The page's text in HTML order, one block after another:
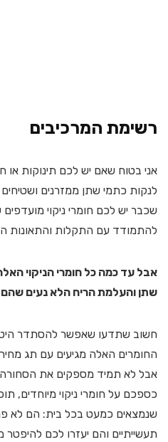
רשימת המרכיבים
אני בטוח שאם יש לכם תינוקות
לנקות כתמי שתן ממזרנים
שכבר יש לכם חומרי ניקוי
להתמודד עם התקלות והתאונות
אבל עד כמה כל חומרי הניקוי
שתן והעלמת הריח הלא נעים שהם
חשוב שתדעו שאפשר להסתדר היטב
החומרים האלה מגיעים עם תג
אבל לא תמיד מספקים את
כספכם על חומרי ניקוי מיוחדים,
שנמצאים כמעט בכל בית: הם לא
תעשייתיים והם יעזרו לכם